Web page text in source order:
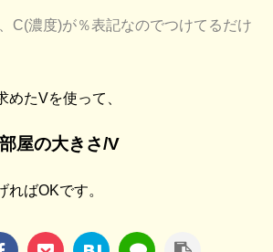
C(濃度)が％表記なのでつけてるだけ
めたVを使って、
屋の大きさ/V
ればOKです。